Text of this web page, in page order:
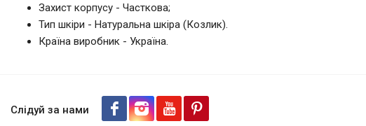
Захист корпусу - Часткова;
Тип шкіри - Натуральна шкіра (Козлик).
Країна виробник - Україна.
Шкіряна накладка Stenk Reptile
Слідуй за нами